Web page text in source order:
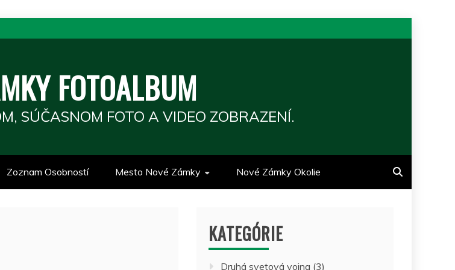
FOTOALBUM
SÚČASNOM FOTO A VIDEO ZOBRAZENÍ.
Zoznam Osobností Mesto Nové Zámky Nové Zámky Okolie
KATEGÓRIE
Druhá svetová vojna (3)